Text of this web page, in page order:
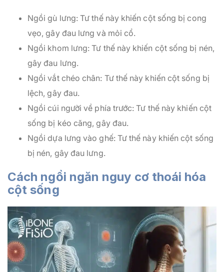
Ngồi gù lưng: Tư thế này khiến cột sống bị cong
vẹo, gây đau lưng và mỏi cổ.
Ngồi khom lưng: Tư thế này khiến cột sống bị nén,
gây đau lưng.
Ngồi vắt chéo chân: Tư thế này khiến cột sống bị
lệch, gây đau.
Ngồi cúi người về phía trước: Tư thế này khiến cột
sống bị kéo căng, gây đau.
Ngồi dựa lưng vào ghế: Tư thế này khiến cột sống
bị nén, gây đau lưng.
Cách ngồi ngăn nguy cơ thoái hóa
cột sống